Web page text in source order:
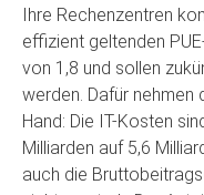
Ihre Rechenzentren
effizient geltenden
von 1,8 und sollen
werden. Dafür nehmen
Hand: Die IT-Kosten
Milliarden auf 5,6
auch die